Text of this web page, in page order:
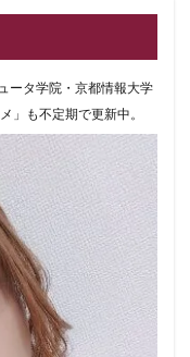
ータ学院・京都情報大学
」も不定期で更新中。